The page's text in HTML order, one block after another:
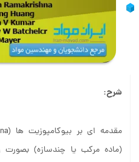
شرح:
(ماده مرکب یا چندسازه) بصورت